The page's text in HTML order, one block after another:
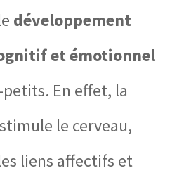
développement
et émotionnel
En effet, la
stimule le cerveau,
liens affectifs et